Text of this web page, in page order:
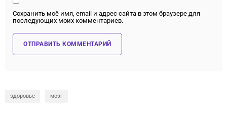
Сохранить моё имя, email и адрес сайта в этом браузере для
последующих моих комментариев.
здоровье мозг